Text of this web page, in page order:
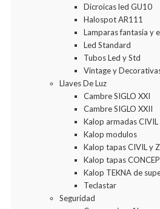
Dicroicas led GU10
Halospot AR111
Lamparas fantasia y
Led Standard
Tubos Led y Std
Vintage y
Llaves De Luz
Cambre SIGLO XXI
Cambre SIGLO XXII
Kalop armadas
Kalop modulos
Kalop tapas CIVIL y
Kalop tapas
Kalop TEKNA de
Teclastar
Seguridad